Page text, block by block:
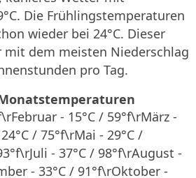
Die Frühlingstemperaturen
wieder bei 24°C. Dieser
mit dem meisten Niederschlag
pro Tag.
- 15°C / 59°f\rMärz -
/ 75°f\rMai - 29°C /
- 37°C / 98°f\rAugust -
- 33°C / 91°f\rOktober -